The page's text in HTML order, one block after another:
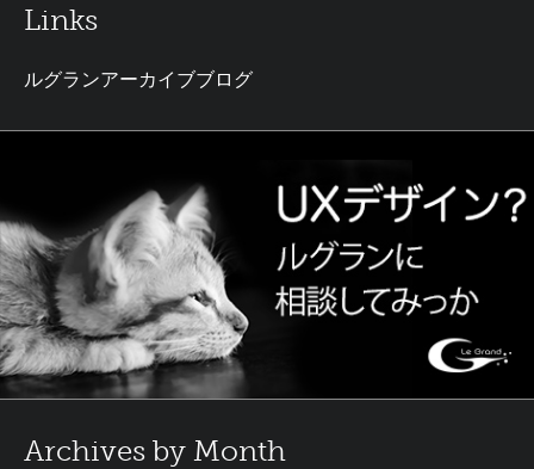
Links
ルグランアーカイブブログ
Archives by Month